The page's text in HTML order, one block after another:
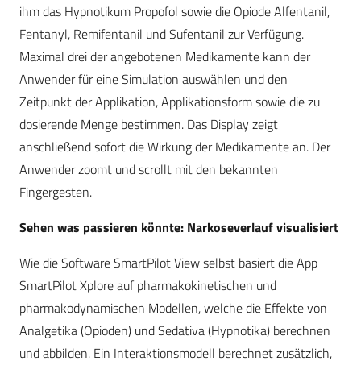
ihm das Hypnotikum Propofol sowie die Opiode Alfentanil,
Fentanyl, Remifentanil und Sufentanil zur Verfügung.
Maximal drei der angebotenen Medikamente kann der
Anwender für eine Simulation auswählen und den
Zeitpunkt der Applikation, Applikationsform sowie die zu
dosierende Menge bestimmen. Das Display zeigt
anschließend sofort die Wirkung der Medikamente an. Der
Anwender zoomt und scrollt mit den bekannten
Fingergesten.
Sehen was passieren könnte: Narkoseverlauf visualisiert
Wie die Software SmartPilot View selbst basiert die App
SmartPilot Xplore auf pharmakokinetischen und
pharmakodynamischen Modellen, welche die Effekte von
Analgetika (Opioden) und Sedativa (Hypnotika) berechnen
und abbilden. Ein Interaktionsmodell berechnet zusätzlich,